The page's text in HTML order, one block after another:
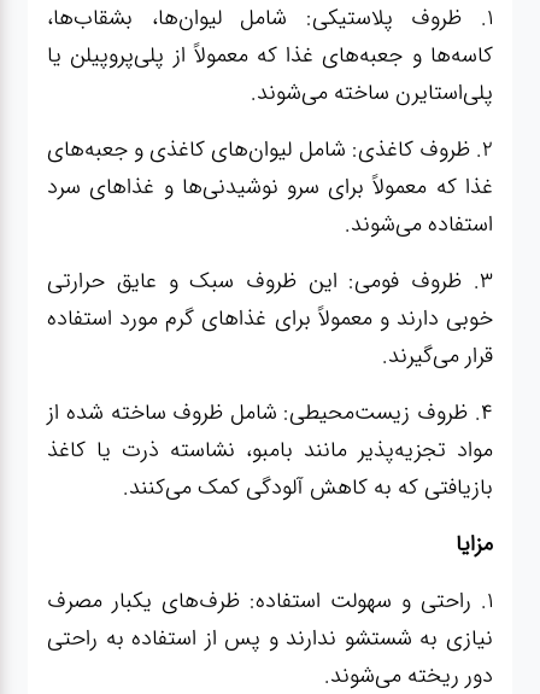
1. ظروف پلاستیکی: شامل لیوان‌ها، بشقاب‌ها،
کاسه‌ها و جعبه‌های غذا که معمولاً از پلی‌پروپیلن یا
پلی‌استایرن ساخته می‌شوند.
2. ظروف کاغذی: شامل لیوان‌های کاغذی و جعبه‌های
غذا که معمولاً برای سرو نوشیدنی‌ها و غذاهای سرد
استفاده می‌شوند.
3. ظروف فومی: این ظروف سبک و عایق حرارتی
خوبی دارند و معمولاً برای غذاهای گرم مورد استفاده
قرار می‌گیرند.
4. ظروف زیست‌محیطی: شامل ظروف ساخته شده از
مواد تجزیه‌پذیر مانند بامبو، نشاسته ذرت یا کاغذ
بازیافتی که به کاهش آلودگی کمک می‌کنند.
مزایا
1. راحتی و سهولت استفاده: ظرف‌های یکبار مصرف
نیازی به شستشو ندارند و پس از استفاده به راحتی
دور ریخته می‌شوند.